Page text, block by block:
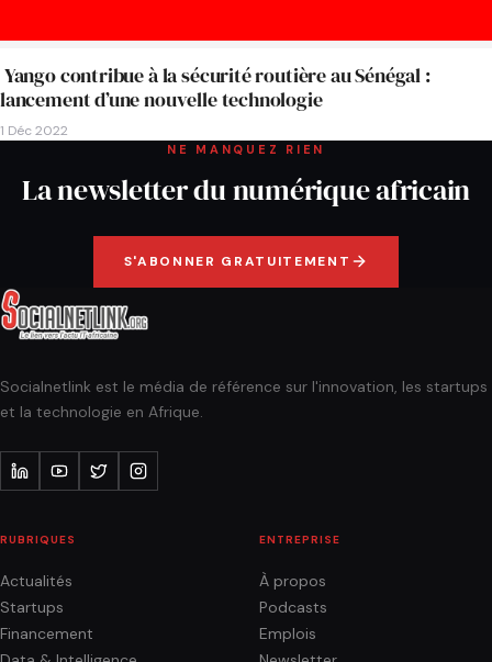
Yango contribue à la sécurité routière au Sénégal :
lancement d’une nouvelle technologie
1 Déc 2022
NE MANQUEZ RIEN
La newsletter du numérique africain
S'ABONNER GRATUITEMENT
Socialnetlink est le média de référence sur l'innovation, les startups
et la technologie en Afrique.
RUBRIQUES
Actualités
Startups
Financement
ENTREPRISE
À propos
Podcasts
Emplois